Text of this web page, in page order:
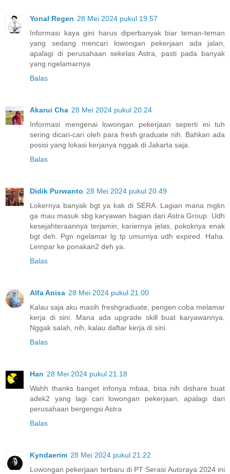
Yonal Regen 28 Mei 2024 pukul 19.57
Informasi kaya gini harus diperbanyak biar teman-teman
yang sedang mencari lowongan pekerjaan ada jalan,
apalagi di perusahaan sekelas Astra, pasti pada banyak
yang ngelamarnya
Balas
Akarui Cha 28 Mei 2024 pukul 20.24
Informasi mengenai lowongan pekerjaan seperti ini tuh
sering dicari-cari oleh para fresh graduate nih. Bahkan ada
posisi yang lokasi kerjanya nggak di Jakarta saja.
Balas
Didik Purwanto 28 Mei 2024 pukul 20.49
Lokernya banyak bgt ya kak di SERA. Lagian mana mgkn
ga mau masuk sbg karyawan bagian dari Astra Group. Udh
kesejahteraannya terjamin, kariernya jelas, pokoknya enak
bgt deh. Pgn ngelamar lg tp umurnya udh expired. Haha.
Lempar ke ponakan2 deh ya.
Balas
Alfa Anisa 28 Mei 2024 pukul 21.00
Kalau saja aku masih freshgraduate, pengen coba melamar
kerja di sini. Mana ada upgrade skill buat karyawannya.
Nggak salah, nih, kalau daftar kerja di sini.
Balas
Han 28 Mei 2024 pukul 21.18
Wahh thanks banget infonya mbaa, bisa nih dishare buat
adek2 yang lagi cari lowongan pekerjaan, apalagi dari
perusahaan bergengsi Astra
Balas
Kyndaerim 28 Mei 2024 pukul 21.22
Lowongan pekerjaan terbaru di PT Serasi Autoraya 2024 ini